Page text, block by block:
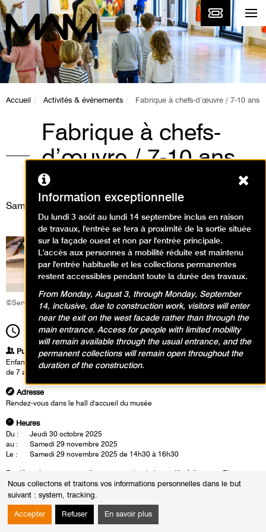
Nous collectons et traitons vos informations personnelles dans le but
suivant : system, tracking.
Accepter Refuser En savoir plus
Accueil Activités & événements Fabrique à chefs-d’œuvre / 7-10 ans
Fabrique à chefs-
d’œuvre / 7-10 ans
Ateliers / Atelier arts plastiques
Samedi 29 novembre 2025
©Service éducatif et culturel
14h30Durée2h00
Publics
Enfants / Ados
de 7 ans à 10 ans
Adresse
Rendez-vous dans le hall d'accueil du musée
Heures
Du :
Jeudi 30 octobre 2025
au :
Samedi 29 novembre 2025
Le :
Samedi 29 novembre 2025 de 14h30 à 16h30
Derrière chaque œuvre, il y a une main et des outils à l’œuvre. Pinceaux,
ciseaux, pierre, colle ou matériaux détournés : les enfants découvrent
comment les artistes utilisent leur propre boîte à outils pour donner
forme à leurs idées. En observant traces et textures, ils apprennent à
reconnaître des gestes de création. En atelier, ils deviennent eux-mêmes
Information exceptionnelle
Du lundi 3 août au lundi 14 septembre inclus en raison
de travaux, l'entrée se fera à proximité de la sortie située
sur la façade ouest et non par l'entrée principale.
L'accès aux personnes à mobilité réduite est maintenu
par l'entrée habituelle et les collections permanentes
restent accessibles pendant toute la durée des travaux.
From Monday, August 3, through Monday, September
14, inclusive, due to construction work, visitors will enter
near the exit on the west facade rather than through the
main entrance. Access for people with limited mobility
will remain available through the usual entrance, and the
permanent collections will remain open throughout the
duration of the construction.